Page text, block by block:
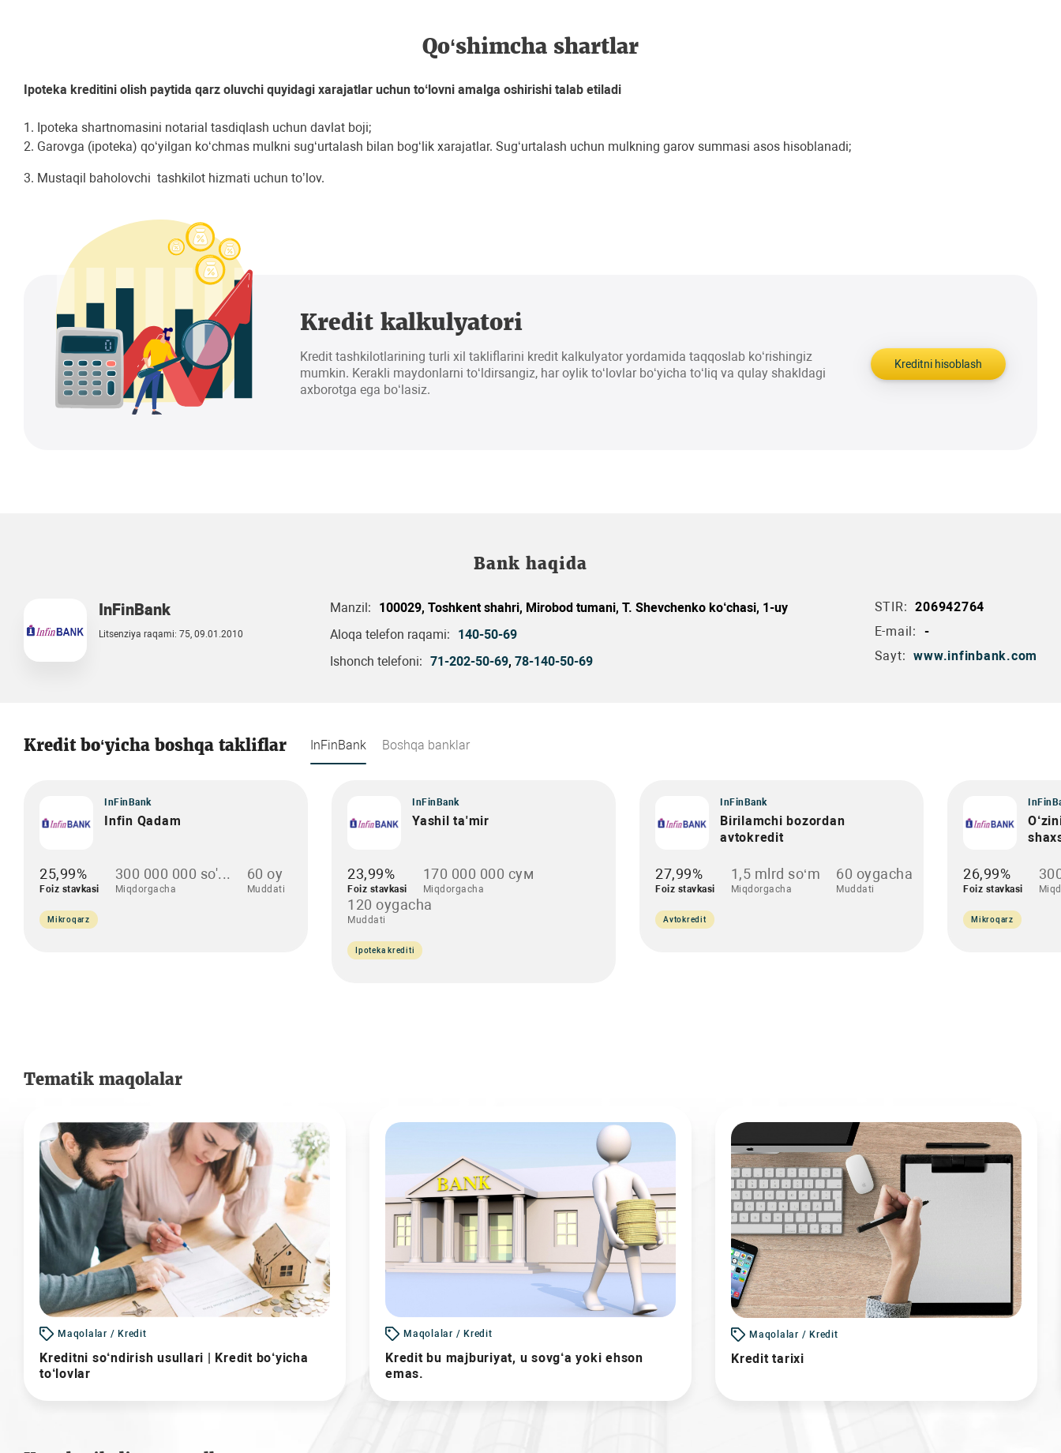
Qo‘shimcha shartlar
Ipoteka kreditini olish paytida qarz oluvchi quyidagi xarajatlar uchun toʻlovni amalga oshirishi talab etiladi
1. Ipoteka shartnomasini notarial tasdiqlash uchun davlat boji;
2. Garovga (ipoteka) qoʻyilgan koʻchmas mulkni sugʻurtalash bilan bogʻlik xarajatlar. Sugʻurtalash uchun mulkning garov summasi asos hisoblanadi;
3. Mustaqil baholovchi tashkilot hizmati uchun to’lov.
Kredit kalkulyatori
Kredit tashkilotlarining turli xil takliflarini kredit kalkulyator yordamida taqqoslab ko‘rishingiz
mumkin. Kerakli maydonlarni to‘ldirsangiz, har oylik to‘lovlar bo‘yicha to‘liq va qulay shakldagi
axborotga ega bo‘lasiz.
Kreditni hisoblash
Bank haqida
InFinBank
Litsenziya raqami: 75, 09.01.2010
Manzil:
100029, Toshkent shahri, Mirobod tumani, T. Shevchenko ko‘chasi, 1-uy
Aloqa telefon raqami:
140-50-69
Ishonch telefoni: 71-202-50-69, 78-140-50-69
STIR: 206942764
E-mail:
-
Sayt: www.infinbank.com
Kredit bo‘yicha boshqa takliflar InFinBank Boshqa banklar
InFinBank
Infin Qadam
25,99%
Foiz stavkasi
300 000 000 so'...
Miqdorgacha
60 oy
Muddati
Mikroqarz
InFinBank
Yashil ta'mir
23,99%
Foiz stavkasi
170 000 000 сум
Miqdorgacha
120 oygacha
Muddati
Ipoteka krediti
InFinBank
Birilamchi bozordan
avtokredit
27,99%
Foiz stavkasi
1,5 mlrd so‘m
Miqdorgacha
60 oygacha
Muddati
Avtokredit
26,99%
Foiz stavkasi
Mikroqarz
Tematik maqolalar
Maqolalar / Kredit
Kreditni so‘ndirish usullari | Kredit bo‘yicha
to‘lovlar
Maqolalar / Kredit
Kredit bu majburiyat, u sovg‘a yoki ehson
emas.
Maqolalar / Kredit
Kredit tarixi